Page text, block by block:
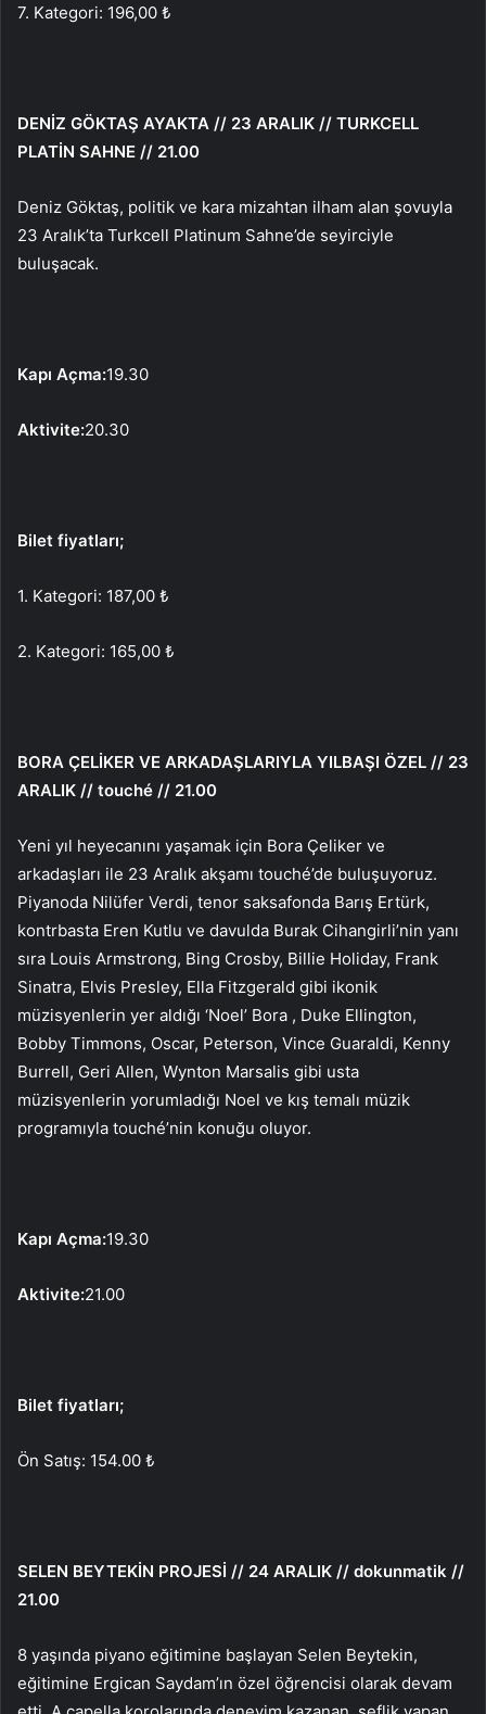
7. Kategori: 196,00 ₺
DENİZ GÖKTAŞ AYAKTA // 23 ARALIK // TURKCELL
PLATİN SAHNE // 21.00
Deniz Göktaş, politik ve kara mizahtan ilham alan şovuyla
23 Aralık’ta Turkcell Platinum Sahne’de seyirciyle
buluşacak.
Kapı Açma:19.30
Aktivite:20.30
Bilet fiyatları;
1. Kategori: 187,00 ₺
2. Kategori: 165,00 ₺
BORA ÇELİKER VE ARKADAŞLARIYLA YILBAŞI ÖZEL // 23
ARALIK // touché // 21.00
Yeni yıl heyecanını yaşamak için Bora Çeliker ve
arkadaşları ile 23 Aralık akşamı touché’de buluşuyoruz.
Piyanoda Nilüfer Verdi, tenor saksafonda Barış Ertürk,
kontrbasta Eren Kutlu ve davulda Burak Cihangirli’nin yanı
sıra Louis Armstrong, Bing Crosby, Billie Holiday, Frank
Sinatra, Elvis Presley, Ella Fitzgerald gibi ikonik
müzisyenlerin yer aldığı ‘Noel’ Bora , Duke Ellington,
Bobby Timmons, Oscar, Peterson, Vince Guaraldi, Kenny
Burrell, Geri Allen, Wynton Marsalis gibi usta
müzisyenlerin yorumladığı Noel ve kış temalı müzik
programıyla touché’nin konuğu oluyor.
Kapı Açma:19.30
Aktivite:21.00
Bilet fiyatları;
Ön Satış: 154.00 ₺
SELEN BEYTEKİN PROJESİ // 24 ARALIK // dokunmatik //
21.00
8 yaşında piyano eğitimine başlayan Selen Beytekin,
eğitimine Ergican Saydam’ın özel öğrencisi olarak devam